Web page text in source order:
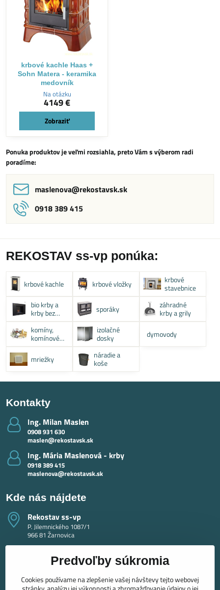
krbové kachle Haas +
Sohn Matera - keramika
medovník
Na otázku
4149 €
Zobraziť
Ponuka produktov je veľmi rozsiahla, preto Vám s výberom radi
poradíme:
maslenova​@rekostavsk​.sk
0918 389 415
REKOSTAV ss-vp ponúka:
krbové kachle krbové vložky
krbové
stavebnice
bio krby a
krby bez
komína
sporáky
záhradné
krby a grily
komíny,
komínové
systémy
izolačné
dosky
dymovody
mriežky
náradie a
koše
Kontakty
Ing​. Milan Maslen
0908 931 630
maslen@rekostavsk.sk
Ing​. Mária Maslenová - krby
0918 389 415
maslenova@rekostavsk.sk
Kde nás nájdete
Rekostav ss-vp
P. Jilemnického 1087/1
966 81 Žarnovica
Predvoľby súkromia
Cookies používame na zlepšenie vašej návštevy tejto webovej